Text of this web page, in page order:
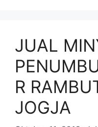
JUAL
R
JOGJA